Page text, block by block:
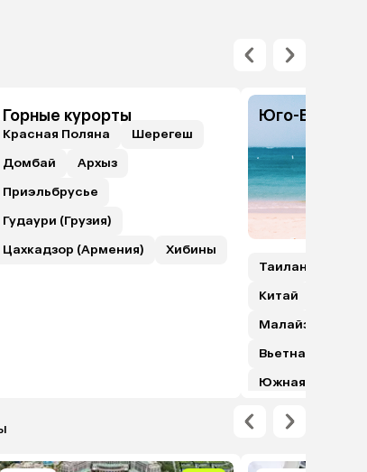
Горные курорты
Красная Поляна
Шерегеш
Домбай
Архыз
Приэльбрусье
Гудаури (Грузия)
Цахкадзор (Армения)
Хибины
Юго-
Таиланд
Китай
Малайзия (с
Вьетнам
Южная Корея